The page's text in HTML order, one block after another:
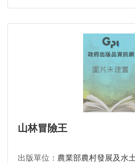
山林冒險王
出版單位： 農業部農村發展及水